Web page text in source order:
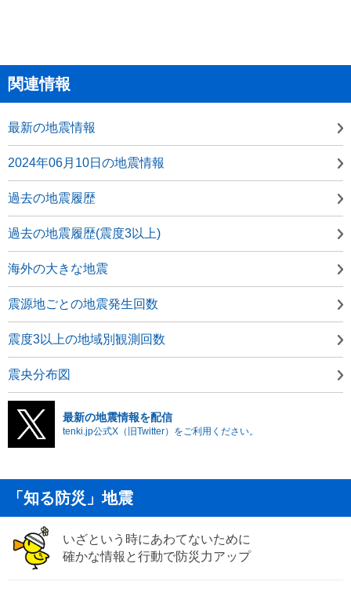
関連情報
最新の地震情報
2024年06月10日の地震情報
過去の地震履歴
過去の地震履歴(震度3以上)
海外の大きな地震
震源地ごとの地震発生回数
震度3以上の地域別観測回数
震央分布図
最新の地震情報を配信
tenki.jp公式X（旧Twitter）をご利用ください。
「知る防災」地震
いざという時にあわてないために
確かな情報と行動で防災力アップ